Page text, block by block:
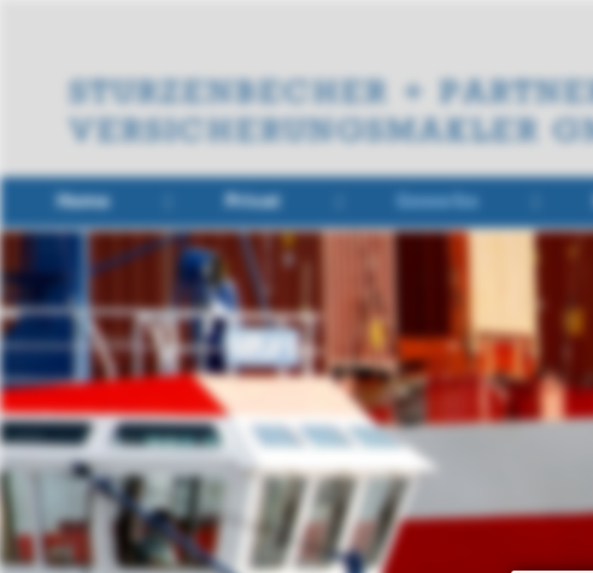
Home Privat Gewerbe